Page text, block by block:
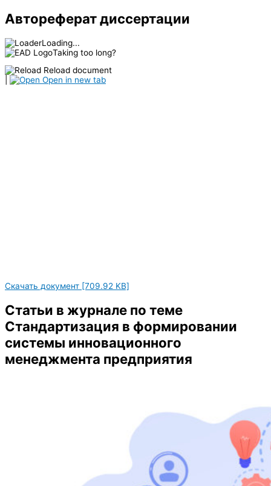
Автореферат диссертации
Loading...
Taking too long?
Reload document
Open in new tab
Скачать документ [709.92 KB]
Статьи в журнале по теме
Стандартизация в формировании
системы инновационного
менеджмента предприятия